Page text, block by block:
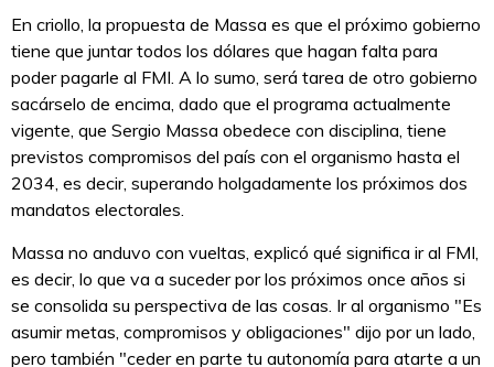
En criollo, la propuesta de Massa es que el próximo gobierno
tiene que juntar todos los dólares que hagan falta para
poder pagarle al FMI. A lo sumo, será tarea de otro gobierno
sacárselo de encima, dado que el programa actualmente
vigente, que Sergio Massa obedece con disciplina, tiene
previstos compromisos del país con el organismo hasta el
2034, es decir, superando holgadamente los próximos dos
mandatos electorales.
Massa no anduvo con vueltas, explicó qué significa ir al FMI,
es decir, lo que va a suceder por los próximos once años si
se consolida su perspectiva de las cosas. Ir al organismo "Es
asumir metas, compromisos y obligaciones" dijo por un lado,
pero también "ceder en parte tu autonomía para atarte a un